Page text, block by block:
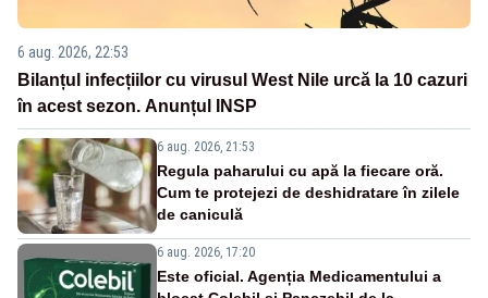
6 aug. 2026, 22:53
Bilanțul infecțiilor cu virusul West Nile urcă la 10 cazuri
în acest sezon. Anunțul INSP
6 aug. 2026, 21:53
Regula paharului cu apă la fiecare oră.
Cum te protejezi de deshidratare în zilele
de caniculă
6 aug. 2026, 17:20
Este oficial. Agenția Medicamentului a